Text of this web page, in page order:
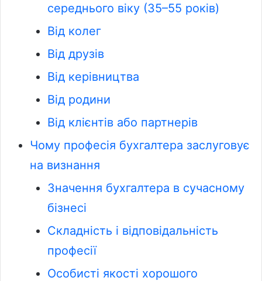
середнього віку (35–55 років)
Від колег
Від друзів
Від керівництва
Від родини
Від клієнтів або партнерів
Чому професія бухгалтера заслуговує
на визнання
Значення бухгалтера в сучасному
бізнесі
Складність і відповідальність
професії
Особисті якості хорошого